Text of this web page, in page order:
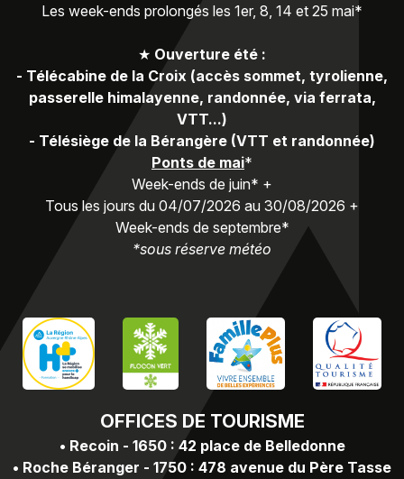
OFFICES DE TOURISME
• Recoin - 1650 : 42 place de Belledonne
• Roche Béranger - 1750 : 478 avenue du Père Tasse
Les week-ends prolongés les 1er, 8, 14 et 25 mai*
★ Ouverture été :
- Télécabine de la Croix (accès sommet, tyrolienne,
passerelle himalayenne, randonnée, via ferrata,
VTT...)
- Télésiège de la Bérangère (VTT et randonnée)
Ponts de mai*
Week-ends de juin* +
Tous les jours du 04/07/2026 au 30/08/2026 +
Week-ends de septembre*
*sous réserve météo